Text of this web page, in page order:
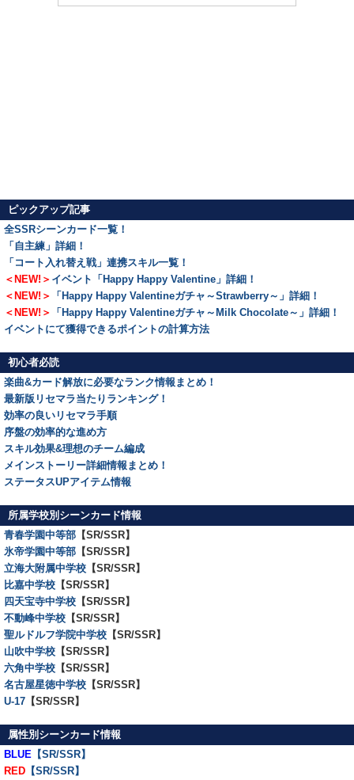
ピックアップ記事
全SSRシーンカード一覧！
「自主練」詳細！
「コート入れ替え戦」連携スキル一覧！
＜NEW!＞ イベント「Happy Happy Valentine」詳細！
＜NEW!＞
「Happy Happy Valentineガチャ～Strawberry～」詳細！
＜NEW!＞
「Happy Happy Valentineガチャ～Milk Chocolate～」詳細！
イベントにて獲得できるポイントの計算方法
初心者必読
楽曲&カード解放に必要なランク情報まとめ！
最新版リセマラ当たりランキング！
効率の良いリセマラ手順
序盤の効率的な進め方
スキル効果&理想のチーム編成
メインストーリー詳細情報まとめ！
ステータスUPアイテム情報
所属学校別シーンカード情報
青春学園中等部 【SR/SSR】
氷帝学園中等部 【SR/SSR】
立海大附属中学校 【SR/SSR】
比嘉中学校 【SR/SSR】
四天宝寺中学校 【SR/SSR】
不動峰中学校 【SR/SSR】
聖ルドルフ学院中学校 【SR/SSR】
山吹中学校 【SR/SSR】
六角中学校 【SR/SSR】
名古屋星徳中学校 【SR/SSR】
U-17 【SR/SSR】
属性別シーンカード情報
BLUE 【SR/SSR】
RED 【SR/SSR】